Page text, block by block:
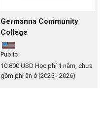
Germanna Community
College
Public
10.800 USD Học phí 1 năm, chưa
gồm phí ăn ở (2025 - 2026)